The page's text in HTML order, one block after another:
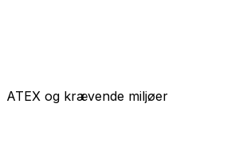
ATEX og krævende miljøer